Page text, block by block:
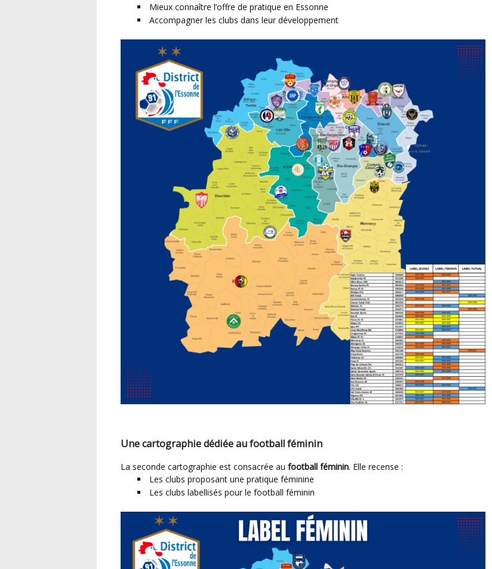
Mieux connaître l’offre de pratique en Essonne
Accompagner les clubs dans leur développement
Une cartographie dédiée au football féminin
La seconde cartographie est consacrée au football féminin. Elle recense :
Les clubs proposant une pratique féminine
Les clubs labellisés pour le football féminin